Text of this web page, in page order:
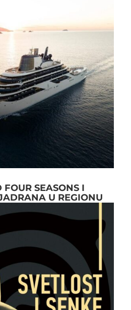
SEASONS I
U REGIONU